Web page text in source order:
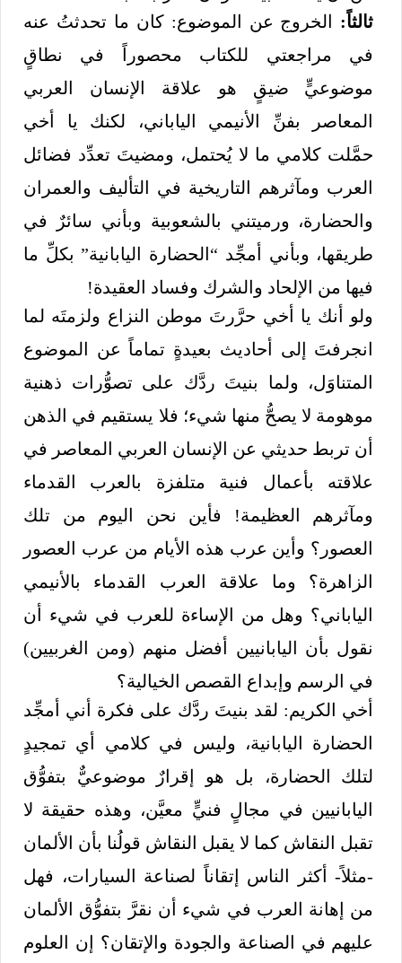
ثالثاً: الخروج عن الموضوع: كان ما تحدثتُ عنه
في مراجعتي للكتاب محصوراً في نطاقٍ
موضوعيٍّ ضيقٍ هو علاقة الإنسان العربي
المعاصر بفنِّ الأنيمي الياباني، لكنك يا أخي
حمَّلت كلامي ما لا يُحتمل، ومضيتَ تعدِّد فضائل
العرب ومآثرهم التاريخية في التأليف والعمران
والحضارة، ورميتني بالشعوبية وبأني سائرٌ في
طريقها، وبأني أمجِّد “الحضارة اليابانية” بكلِّ ما
فيها من الإلحاد والشرك وفساد العقيدة!
ولو أنك يا أخي حرَّرتَ موطن النزاع ولزمتَه لما
انجرفتَ إلى أحاديث بعيدةٍ تماماً عن الموضوع
المتناوَل، ولما بنيتَ ردَّك على تصوُّرات ذهنية
موهومة لا يصحُّ منها شيء؛ فلا يستقيم في الذهن
أن تربط حديثي عن الإنسان العربي المعاصر في
علاقته بأعمال فنية متلفزة بالعرب القدماء
ومآثرهم العظيمة! فأين نحن اليوم من تلك
العصور؟ وأين عرب هذه الأيام من عرب العصور
الزاهرة؟ وما علاقة العرب القدماء بالأنيمي
الياباني؟ وهل من الإساءة للعرب في شيء أن
نقول بأن اليابانيين أفضل منهم (ومن الغربيين)
في الرسم وإبداع القصص الخيالية؟
أخي الكريم: لقد بنيتَ ردَّك على فكرة أني أمجِّد
الحضارة اليابانية، وليس في كلامي أي تمجيدٍ
لتلك الحضارة، بل هو إقرارٌ موضوعيٌّ بتفوُّق
اليابانيين في مجالٍ فنيٍّ معيَّن، وهذه حقيقة لا
تقبل النقاش كما لا يقبل النقاش قولُنا بأن الألمان
-مثلاً- أكثر الناس إتقاناً لصناعة السيارات، فهل
من إهانة العرب في شيء أن نقرَّ بتفوُّق الألمان
عليهم في الصناعة والجودة والإتقان؟ إن العلوم